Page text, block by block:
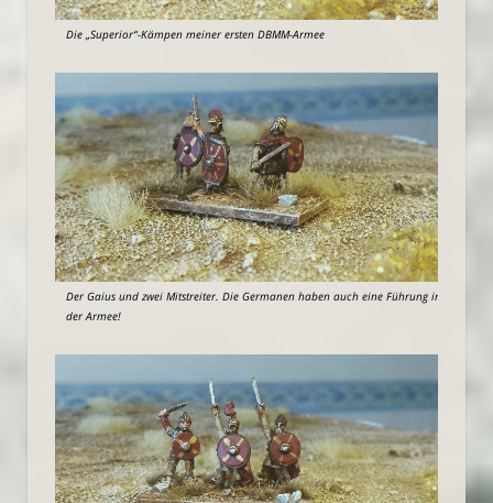
Die „Superior“-Kämpen meiner ersten DBMM-Armee
Der Gaius und zwei Mitstreiter. Die Germanen haben auch eine Führung in
der Armee!